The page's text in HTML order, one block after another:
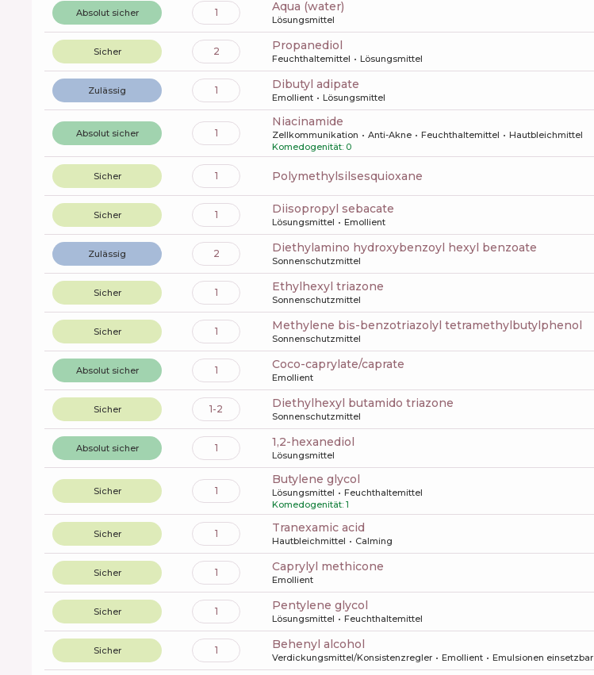
Absolut sicher 1 aqua (water)
Lösungsmittel
Sicher 2 propanediol
Feuchthaltemittel Lösungsmittel
Zulässig 1 dibutyl adipate
Emollient Lösungsmittel
Absolut sicher 1
niacinamide
Zellkommunikation Anti-Akne Feuchthaltemittel
Hautbleichmittel
Komedogenität: 0
Sicher 1 polymethylsilsesquioxane
Sicher 1 diisopropyl sebacate
Lösungsmittel Emollient
Zulässig 2 diethylamino hydroxybenzoyl hexyl benzoate
Sonnenschutzmittel
Sicher 1 ethylhexyl triazone
Sonnenschutzmittel
Sicher 1 methylene bis-benzotriazolyl tetramethylbutylphenol
Sonnenschutzmittel
Absolut sicher 1 coco-caprylate/caprate
Emollient
Sicher 1-2 diethylhexyl butamido triazone
Sonnenschutzmittel
Absolut sicher 1 1,2-hexanediol
Lösungsmittel
Sicher 1
butylene glycol
Lösungsmittel
Feuchthaltemittel
Komedogenität: 1
Sicher 1 tranexamic acid
Hautbleichmittel Calming
Sicher 1 caprylyl methicone
Emollient
Sicher 1 pentylene glycol
Lösungsmittel Feuchthaltemittel
Sicher 1 behenyl alcohol
Verdickungsmittel/Konsistenzregler Emollient Emulsionen einsetzbar